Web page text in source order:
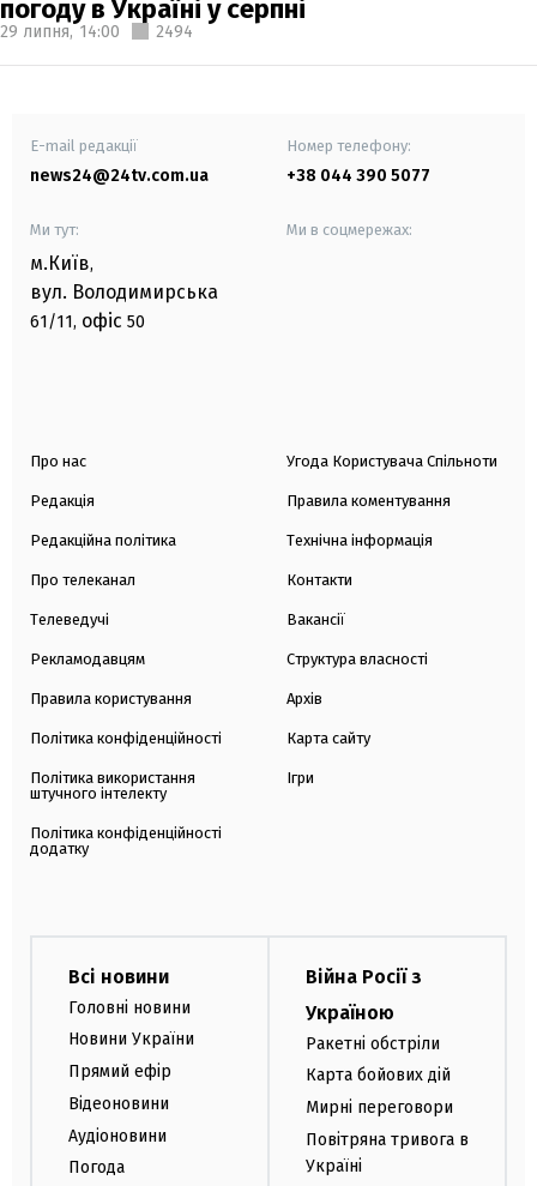
погоду в Україні у серпні
29 липня, 14:00 2494
E-mail редакції
news24@24tv.com.ua
Номер телефону:
+38 044 390 5077
Ми тут:
м.Київ,
вул. Володимирська
61/11, офіс 50
Ми в соцмережах:
Про нас
Редакція
Редакційна політика
Про телеканал
Телеведучі
Рекламодавцям
Правила користування
Політика конфіденційності
Політика використання
штучного інтелекту
Політика конфіденційності
додатку
Угода Користувача Спільноти
Правила коментування
Технічна інформація
Контакти
Вакансії
Структура власності
Архів
Карта сайту
Ігри
Всі новини
Головні новини
Новини України
Прямий ефір
Відеоновини
Аудіоновини
Погода
Війна Росії з
Україною
Ракетні обстріли
Карта бойових дій
Мирні переговори
Повітряна тривога в
Україні